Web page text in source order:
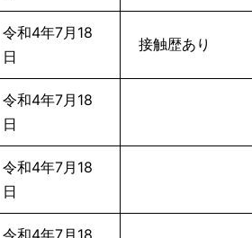
令和4年7月18
日
接触歴あり
令和4年7月18
日
令和4年7月18
日